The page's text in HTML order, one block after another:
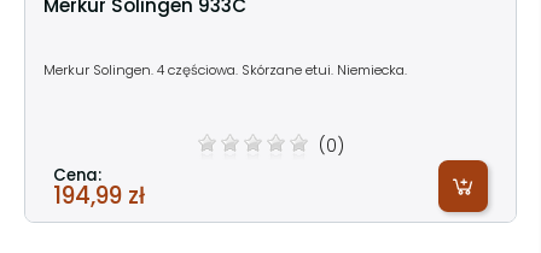
Merkur Solingen 933C
Merkur Solingen. 4 częściowa. Skórzane etui. Niemiecka.
(0)
Cena:
194,99 zł